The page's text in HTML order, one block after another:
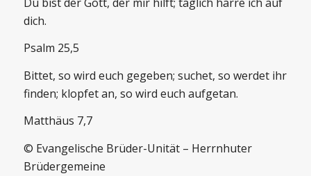
dich.
Psalm 25,5
Bittet, so wird euch gegeben; suchet, so werdet ihr
finden; klopfet an, so wird euch aufgetan.
Matthäus 7,7
© Evangelische Brüder-Unität – Herrnhuter
Brüdergemeine